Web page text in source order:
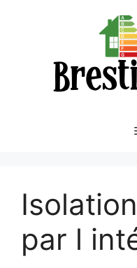
par l